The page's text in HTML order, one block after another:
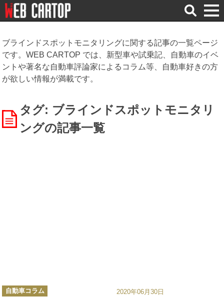
検
索
ブラインドスポットモニタリングに関する記事の一覧ページ
です。WEB CARTOP では、新型車や試乗記、自動車のイベ
ントや著名な自動車評論家によるコラム等、自動車好きの方
が欲しい情報が満載です。
タグ: ブラインドスポットモニタリ
ングの記事一覧
カ
テ
自動車コラム 2020年06月30日